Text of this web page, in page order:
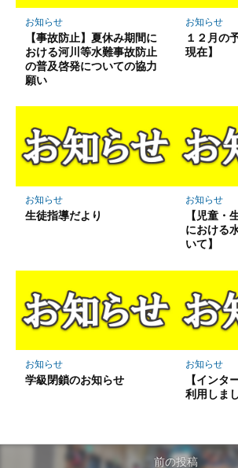
お知らせ
【事故防止】夏休み期間に
おける河川等水難事故防止
の普及啓発についての協力
願い
お知らせ
１２月の
現在】
お知らせ
生徒指導だより
お知らせ
【児童・
における
いて】
お知らせ
学級閉鎖のお知らせ
お知らせ
【インタ
利用しま
前の投稿